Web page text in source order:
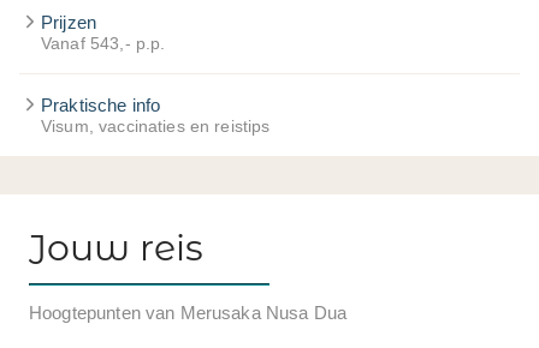
Prijzen
Vanaf 543,- p.p.
Praktische info
Visum, vaccinaties en reistips
Jouw reis
Hoogtepunten van Merusaka Nusa Dua